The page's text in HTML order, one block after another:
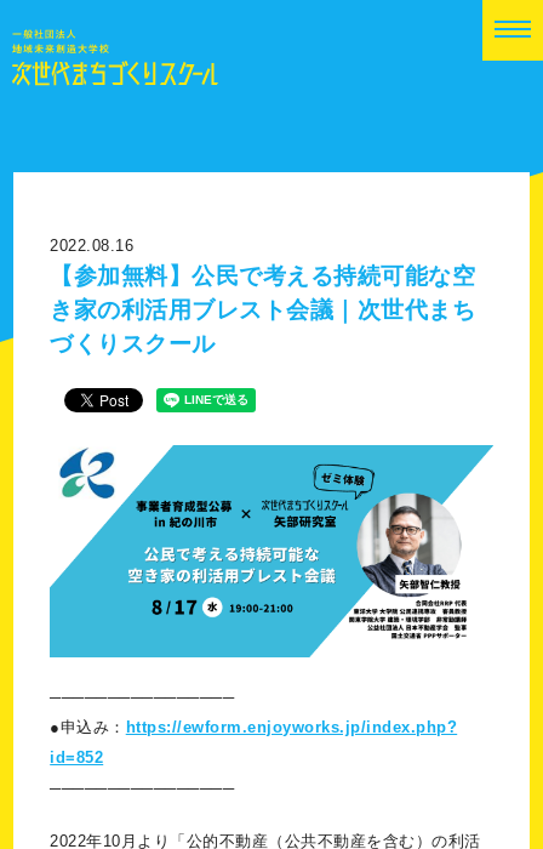
2022.08.16
【参加無料】公民で考える持続可能な空
き家の利活用ブレスト会議｜次世代まち
づくりスクール
────────────────
●申込み ： https://ewform.enjoyworks.jp/index.php?
id=852
────────────────
2022年10月より「公的不動産（公共不動産を含む）の利活